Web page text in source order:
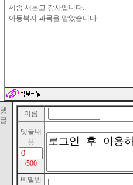
세종 새롬고 강사입니다.
아동복지 과목을 맡았습니다.
댓
글
이름
댓글내
용
/500
비밀번